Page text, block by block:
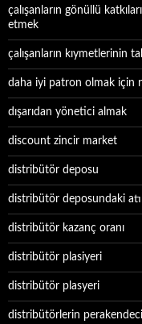
çalışanların gönüllü
etmek
çalışanların kıymetlerinin
daha iyi patron olmak için
dışarıdan yönetici almak
discount zincir market
distribütör deposu
distribütör deposundaki
distribütör kazanç oranı
distribütör plasiyeri
distribütör plasyeri
distribütörlerin